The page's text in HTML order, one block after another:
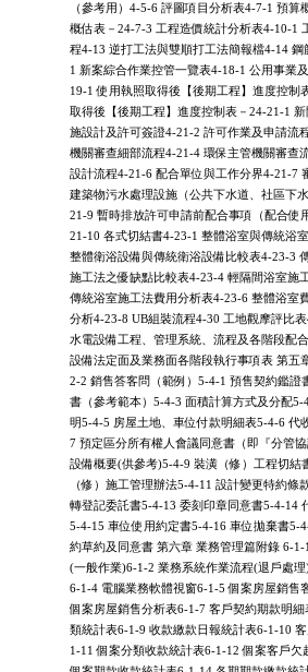
（參考用）4-5-6 評圖項目分析表4-7-1 預算
概估表－24-7-3 工程造價統計分析表4-10-1
程4-13 逆打工法與雙順打工法簡報檔4-14
1 新案綜合作業控管一覽表4-18-1 公用事業
19-1 使用執照取得後【後期工程】進度控制
取得後【後期工程】進度控制表－24-21-1
施設計及許可簽證4-21-2 許可作業及申請流
機關審查細部流程4-21-4 環保主管機關審查
設計流程4-21-6 配合單位與工作分界4-21-7
建築物污水處理設施（公共下水道、社區下
21-9 暫時排放許可申請前配合事項（配合使
21-10 各式切結書4-23-1 整體浴室與傳統浴
整體衛浴設備與傳統衛浴設備比較表4-23-3
施工法之優缺點比較表4-23-4 輕隔間浴室施
傳統浴室施工法費用分析表4-23-6 整體浴室
分析4-23-8 UB組裝流程4-30 工地觀摩評比
水電設備工程、管理系統、流程及各階段配
設備法定面及業務面各階段執行事項表 第五
2-2 銷售答客問（範例）5-4-1 預售契約鑑證
書（參考範本）5-4-3 面積計算方式及分配5-
明5-4-5 房屋土地、車位付款明細表5-4-6 代
7 預定區分所有權人會議同意書（即『分管
設備概要(供參考)5-4-9 裝潢（修）工程切結
（修）施工管理辦法5-4-11 設計變更特約條
轉登記委託書5-4-13 委刻印章同意書5-4-14
5-4-15 車位使用約定書5-4-16 車位拋棄書5-
約草約及同意書 第六章 業務管理篇附錄 6-1-
(一般作業)6-1-2 業務系統作業流程(退戶處
6-1-4 電腦業務軟體視窗6-1-5 個案房屋銷售
個案房屋銷售分析表6-1-7 客戶契約期款明
類統計表6-1-9 收款繳款日報統計表6-1-10
1-11 個案分類收款統計表6-1-12 個案客戶欠